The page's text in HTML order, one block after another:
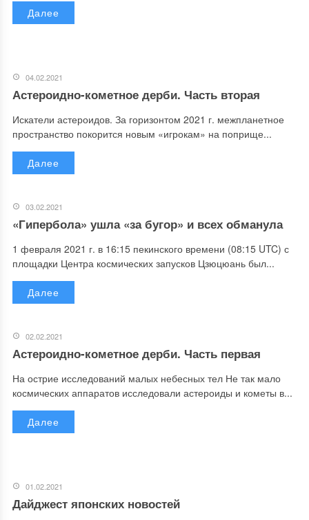
Далее
04.02.2021
Астероидно-кометное дерби. Часть вторая
Искатели астероидов. За горизонтом 2021 г. межпланетное
пространство покорится новым «игрокам» на поприще...
Далее
03.02.2021
«Гипербола» ушла «за бугор» и всех обманула
1 февраля 2021 г. в 16:15 пекинского времени (08:15 UTC) с
площадки Центра космических запусков Цзюцюань был...
Далее
02.02.2021
Астероидно-кометное дерби. Часть первая
На острие исследований малых небесных тел Не так мало
космических аппаратов исследовали астероиды и кометы в...
Далее
01.02.2021
Дайджест японских новостей